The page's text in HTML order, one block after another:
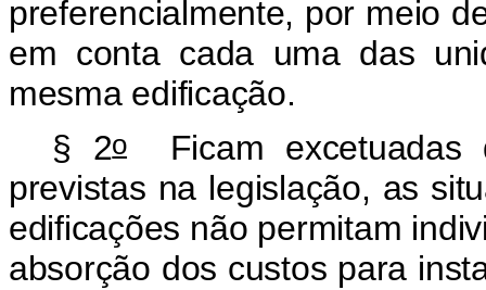
preferencialmente, por meio
em conta cada uma das
mesma edificação.
§ 2o
Ficam
previstas na legislação, as
edificações não permitam
absorção dos custos para